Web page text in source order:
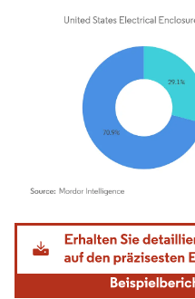
Bild © Mordor Intelligence.